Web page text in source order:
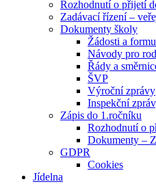
Rozhodnutí o přijetí
Zadávací řízení –
Dokumenty školy
Žádosti a
Návody pro
Řády a
ŠVP
Výroční zprávy
Inspekční
Zápis do 1.ročníku
Rozhodnutí o
Dokumenty –
GDPR
Cookies
Jídelna